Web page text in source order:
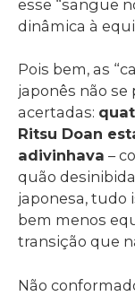
esse “sangue
dinâmica à
Pois bem, as
japonês não
acertadas:
Ritsu Doan
adivinhava –
quão
japonesa, tudo
bem menos
transição que
Não